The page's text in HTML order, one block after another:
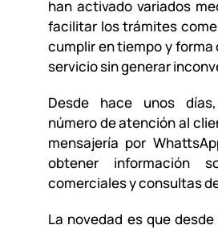
han activado variados
facilitar los trámites
cumplir en tiempo y forma
servicio sin generar
Desde hace unos
número de atención al
mensajería por
obtener información
comerciales y consultas
La novedad es que